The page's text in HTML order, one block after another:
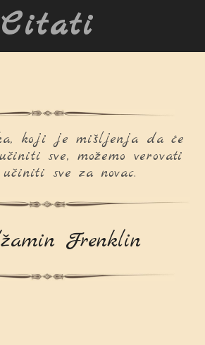
Citati
koji je mišljenja da će
sve, možemo verovati
sve za novac.
Frenklin